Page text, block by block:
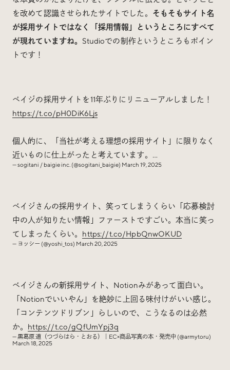
を改めて認識させられたサイトでした。 そもそもサイト名
が採用サイトではなく「採用情報」というところにすべて
が現れていますね。Studioでの制作というところもポイン
トです！
ベイジの採用サイトを11年ぶりにリニューアルしました！
https://t.co/pH0DiK6Ljs
個人的に、「当社が考える理想の採用サイト」に限りなく
近いものに仕上がったと考えています。…
— sogitani / baigie inc. (@sogitani_baigie) March 19, 2025
ベイジさんの採用サイト、笑ってしまうくらい「応募検討
中の人が知りたい情報」ファーストですごい。本当に笑っ
てしまったくらい。 https://t.co/HpbQnwOKUD
— ヨッシー (@yoshi_tos) March 20, 2025
ベイジさんの新採用サイト、Notionみがあって面白い。
「Notionでいいやん」を絶妙に上回る味付けがいい感じ。
「コンテンツドリブン」らしいので、こうなるのは必然
か。 https://t.co/gQfUmYpj3q
— 黒葛原 道（つづらはら・とおる）｜EC×商品写真の本・発売中 (@armytoru)
March 18, 2025